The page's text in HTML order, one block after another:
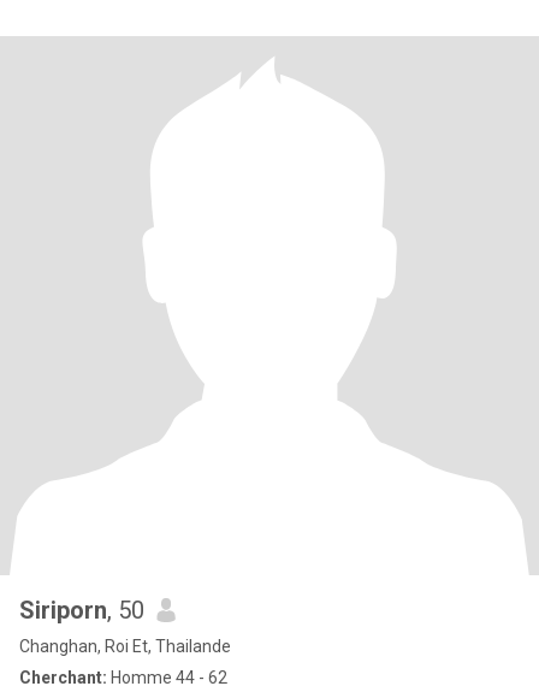
Siriporn, 50
Changhan, Roi Et, Thailande
Cherchant: Homme 44 - 62